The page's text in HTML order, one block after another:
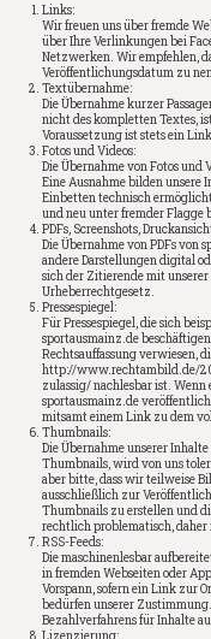
Links:
Wir freuen uns über fremde
über Ihre Verlinkungen bei
Netzwerken. Wir empfehlen,
Veröffentlichungsdatum zu
Textübernahme:
Die Übernahme kurzer
nicht des kompletten Textes,
Voraussetzung ist stets ein
Fotos und Videos:
Die Übernahme von Fotos
Eine Ausnahme bilden unsere
Einbetten technisch
und neu unter fremder Flagge
PDFs, Screenshots,
Die Übernahme von PDFs
andere Darstellungen digital
sich der Zitierende mit
Urheberrechtgesetz.
Pressespiegel:
Für Pressespiegel, die sich
sportausmainz.de
Rechtsauffassung verwiesen,
http://www.rechtambild.de/
zulassig/ nachlesbar ist. Wenn
sportausmainz.de
mitsamt einem Link zu dem
Thumbnails:
Die Übernahme unserer
Thumbnails, wird von uns
aber bitte, dass wir teilweise
ausschließlich zur
Thumbnails zu erstellen und
rechtlich problematisch,
RSS-Feeds:
Die maschinenlesbar
in fremden Webseiten oder
Vorspann, sofern ein Link zur
bedürfen unserer
Bezahlverfahrens für Inhalte
Lizenzierung: